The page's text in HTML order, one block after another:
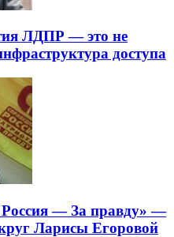
ЛДПР — это не
доступа
Россия — За правду» —
Ларисы Егоровой